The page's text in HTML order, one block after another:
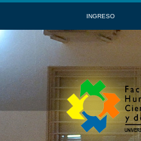
INGRESO